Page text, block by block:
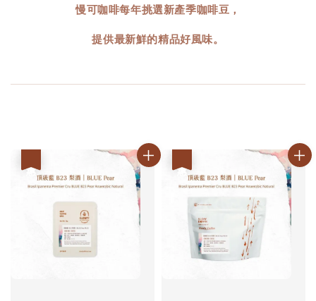
慢可咖啡每年挑選新產季咖啡豆，
提供最新鮮的精品好風味。